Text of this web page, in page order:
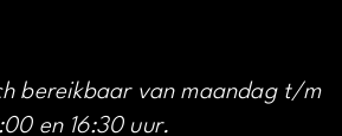
bereikbaar van maandag t/m
en 16:30 uur.